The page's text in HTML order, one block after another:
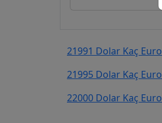
21991 Dolar Kaç Euro
21995 Dolar Kaç Euro
22000 Dolar Kaç Euro